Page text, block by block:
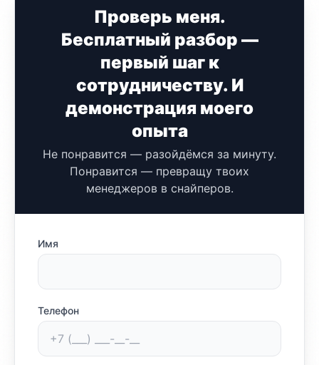
Проверь меня.
Бесплатный разбор —
первый шаг к
сотрудничеству. И
демонстрация моего
опыта
Не понравится — разойдёмся за минуту.
Понравится — превращу твоих
менеджеров в снайперов.
Имя
Телефон